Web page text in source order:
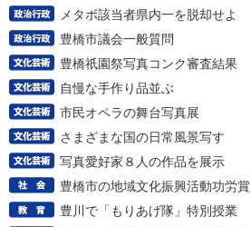
メタボ該当者県内一を脱却せよ
豊橋市議会一般質問
豊橋祇園祭写真コンク審査結果
自慢な手作り品並ぶ
市民オペラの舞台写真展
さまざまな国の日常風景写す
写真愛好家８人の作品を展示
豊橋市の地域文化振興活動功労賞
豊川で「もりあげ隊」特別授業